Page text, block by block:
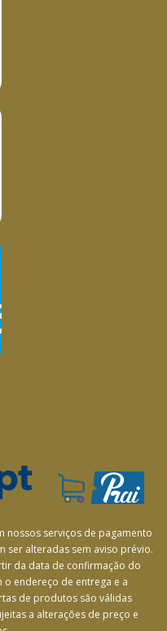
nossos serviços de pagamento
ser alteradas sem aviso prévio.
da data de confirmação do
endereço de entrega e a
de produtos são válidas
a alterações de preço e